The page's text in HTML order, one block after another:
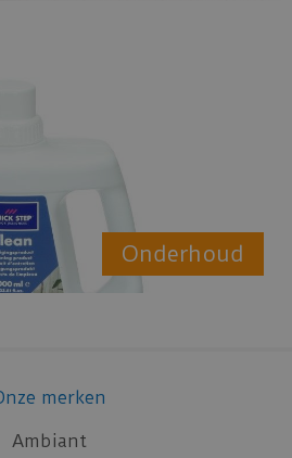
Onderhoud
merken
Ambiant